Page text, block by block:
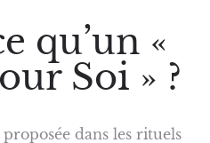
qu’un «
Soi » ?
proposée dans les rituels